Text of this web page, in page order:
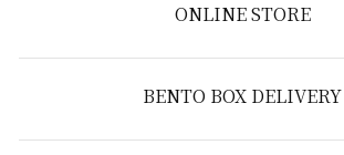
ONLINE STORE
BENTO BOX DELIVERY